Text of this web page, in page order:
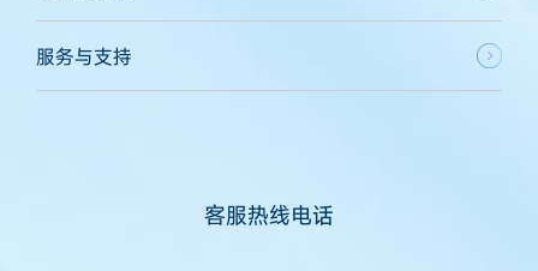
服务与支持
客服热线电话